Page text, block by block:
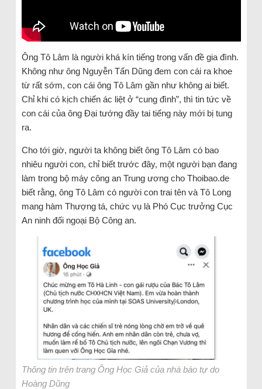
Ông Tô Lâm là người khá kín tiếng trong vấn đề gia đình.
Không như ông Nguyễn Tấn Dũng đem con cái ra khoe
từ rất sớm, con cái ông Tô Lâm gần như không ai biết.
Chỉ khi có kịch chiến ác liệt ở “cung đình”, thì tin tức về
con cái của ông Đại tướng đầy tai tiếng này mới bị tung
ra.
Cho tới giờ, người ta không biết ông Tô Lâm có bao
nhiêu người con, chỉ biết trước đây, một người bạn đang
làm trong bộ máy công an Trung ương cho Thoibao.de
biết rằng, ông Tô Lâm có người con trai tên và Tô Long
mang hàm Thượng tá, chức vụ là Phó Cục trưởng Cục
An ninh đối ngoại Bộ Công an.
Thông tin trên trang Ông Học Giả của nhà báo tự do
Hoàng Dũng